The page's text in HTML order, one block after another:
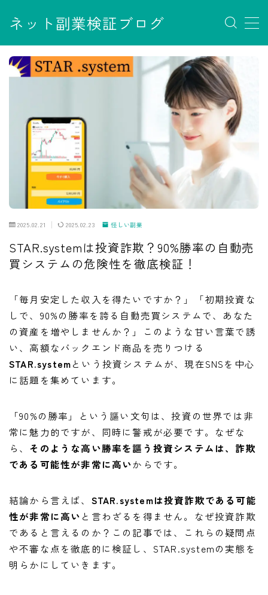
ネット副業検証ブログ
MENU
お問い合わせ
サイトマップ
フロントページ
プライバシーポリシー
免責事項
利用規約／特定商取引法に基づく表記
有料記事の決済完了ページ
運営者情報
2025.02.21 2025.02.23 怪しい副業
STAR.systemは投資詐欺？90%勝率の自動売
買システムの危険性を徹底検証！
「毎月安定した収入を得たいですか？」「初期投資な
しで、90%の勝率を誇る自動売買システムで、あなた
の資産を増やしませんか？」このような甘い言葉で誘
い、高額なバックエンド商品を売りつける
STAR.systemという投資システムが、現在SNSを中心
に話題を集めています。
「90%の勝率」という謳い文句は、投資の世界では非
常に魅力的ですが、同時に警戒が必要です。なぜな
ら、 そのような高い勝率を謳う投資システムは、詐欺
である可能性が非常に高いからです。
結論から言えば、 STAR.systemは投資詐欺である可能
性が非常に高い と言わざるを得ません。なぜ投資詐欺
であると言えるのか？この記事では、これらの疑問点
や不審な点を徹底的に検証し、STAR.systemの実態を
明らかにしていきます。